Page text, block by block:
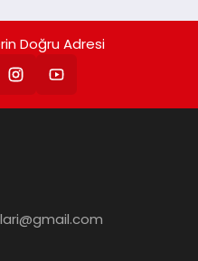
Doğru Adresi